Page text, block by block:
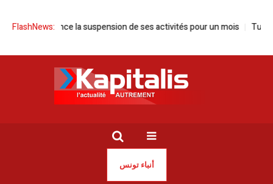
FlashNews:
annonce la suspension de ses activités pour un mois Tunisie |
أنباء تونس